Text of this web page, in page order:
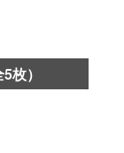
枚）